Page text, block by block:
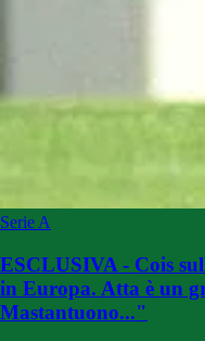
Serie A
ESCLUSIVA - Cois
in Europa. Atta è un
Mastantuono..."